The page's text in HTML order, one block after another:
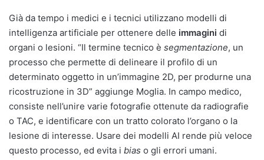
Già da tempo i medici e i tecnici utilizzano modelli di
intelligenza artificiale per ottenere delle immagini di
organi o lesioni. “Il termine tecnico è segmentazione, un
processo che permette di delineare il profilo di un
determinato oggetto in un’immagine 2D, per produrne una
ricostruzione in 3D” aggiunge Moglia. In campo medico,
consiste nell’unire varie fotografie ottenute da radiografie
o TAC, e identificare con un tratto colorato l’organo o la
lesione di interesse. Usare dei modelli AI rende più veloce
questo processo, ed evita i bias o gli errori umani.